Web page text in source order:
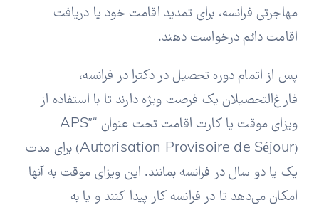
مهاجرتی فرانسه، برای تمدید اقامت خود یا دریافت
اقامت دائم درخواست دهند.
پس از اتمام دوره تحصیل در دکترا در فرانسه،
فارغ‌التحصیلان یک فرصت ویژه دارند تا با استفاده از
ویزای موقت یا کارت اقامت تحت عنوان “APS”
(Autorisation Provisoire de Séjour) برای مدت
یک یا دو سال در فرانسه بمانند. این ویزای موقت به آنها
امکان می‌دهد تا در فرانسه کار پیدا کنند و یا به